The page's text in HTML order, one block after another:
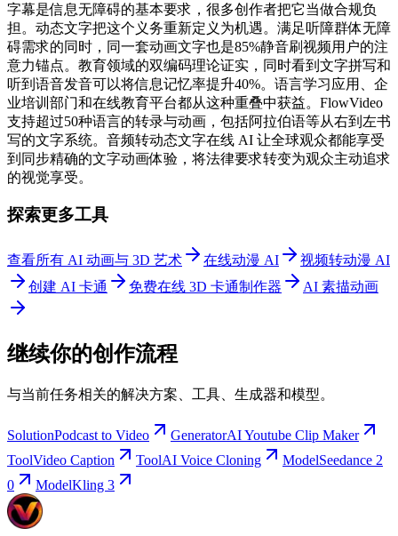
字幕是信息无障碍的基本要求，很多创作者把它当做合规负
担。动态文字把这个义务重新定义为机遇。满足听障群体无障
碍需求的同时，同一套动画文字也是85%静音刷视频用户的注
意力锚点。教育领域的双编码理论证实，同时看到文字拼写和
听到语音发音可以将信息记忆率提升40%。语言学习应用、企
业培训部门和在线教育平台都从这种重叠中获益。FlowVideo
支持超过50种语言的转录与动画，包括阿拉伯语等从右到左书
写的文字系统。音频转动态文字在线 AI 让全球观众都能享受
到同步精确的文字动画体验，将法律要求转变为观众主动追求
的视觉享受。
探索更多工具
查看所有 AI 动画与 3D 艺术 在线动漫 AI
视频转动漫 AI
创建 AI 卡通
免费在线 3D 卡通制作器 AI 素描动画
继续你的创作流程
与当前任务相关的解决方案、工具、生成器和模型。
SolutionPodcast to Video GeneratorAI Youtube Clip Maker
ToolVideo Caption ToolAI Voice Cloning ModelSeedance 2
0
ModelKling 3